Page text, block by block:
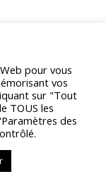
sur
WhatsApp
pour vous
vos
sur "Tout
TOUS les
des